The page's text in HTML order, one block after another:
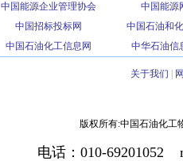
中国能源企业管理协会
中国能源
中国招标投标网
中国石油和
中国石油化工信息网 中华石油信
关于我们
版权所有:中国石油化工
电话：010-69201052